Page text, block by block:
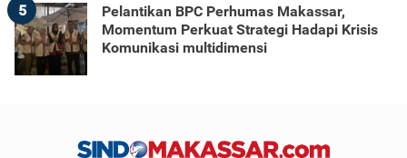
5
Pelantikan BPC Perhumas Makassar,
Momentum Perkuat Strategi Hadapi Krisis
Komunikasi multidimensi